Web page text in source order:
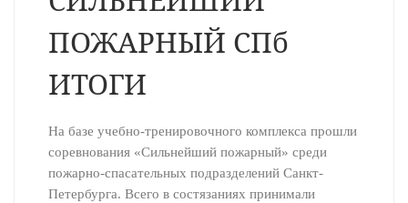
ПОЖАРНЫЙ СПб
ИТОГИ
На базе учебно-тренировочного комплекса прошли
соревнования «Сильнейший пожарный» среди
пожарно-спасательных подразделений Санкт-
Петербурга. Всего в состязаниях принимали